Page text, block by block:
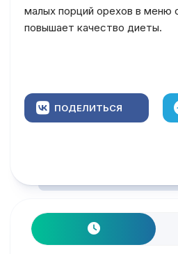
малых порций орехов в меню
повышает качество диеты.
ПОДЕЛИТЬСЯ